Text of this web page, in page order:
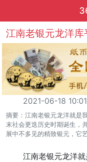
江南老银元龙洋
2021-06-18
摘要：江南老银元龙洋就是
末社会更迭历史时期诞生，
展中不多见的精致银元，它
江南老银元龙洋就